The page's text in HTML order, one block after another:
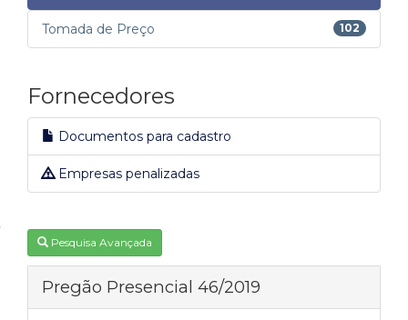
Tomada de Preço 102
Fornecedores
Documentos para cadastro
Empresas penalizadas
Pesquisa Avançada
Pregão Presencial 46/2019